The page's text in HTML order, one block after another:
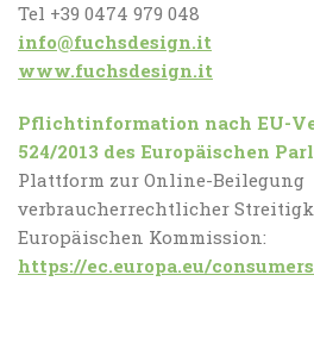
Tel +39 0474 979 048
info@fuchsdesign.it
www.fuchsdesign.it
Pflichtinformation nach EU-
524/2013 des Europäischen
Plattform zur Online-Beilegung
verbraucherrechtlicher
Europäischen Kommission:
https://ec.europa.eu/